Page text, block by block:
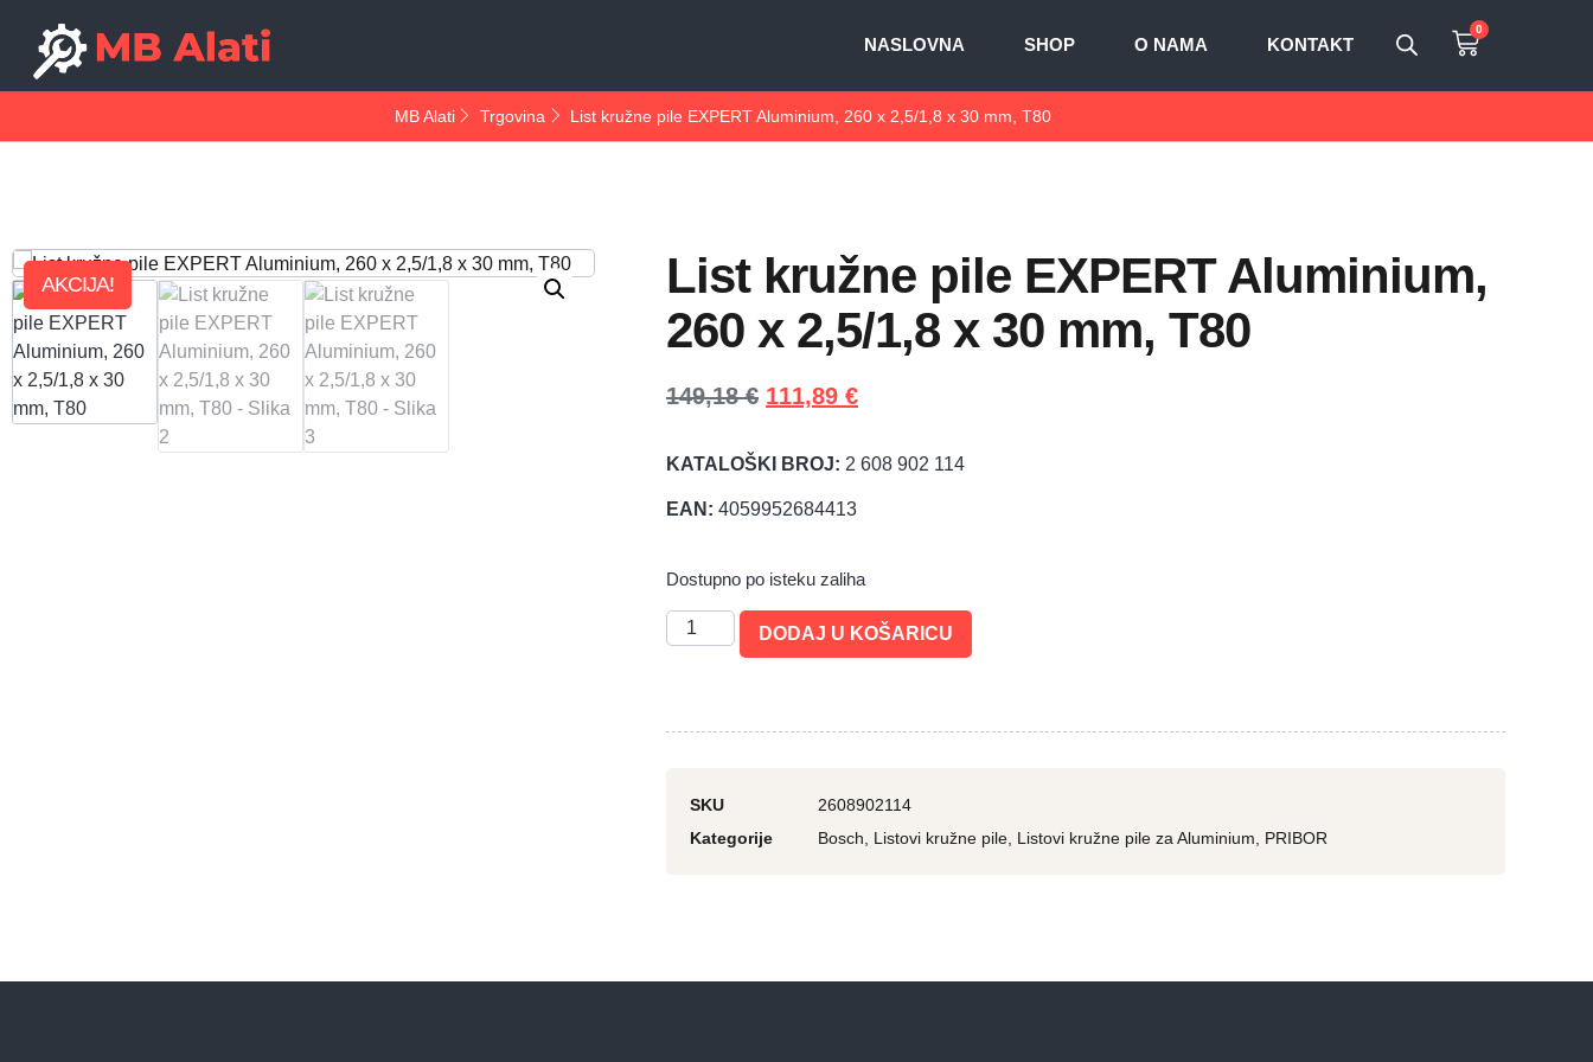
NASLOVNA SHOP O NAMA KONTAKT
0
MB Alati Trgovina List kružne pile EXPERT Aluminium, 260 x 2,5/1,8 x 30 mm, T80
AKCIJA!
List kružne pile EXPERT Aluminium,
260 x 2,5/1,8 x 30 mm, T80
149,18€ 111,89 €
KATALOŠKI BROJ: 2 608 902 114
EAN: 4059952684413
Dostupno po isteku zaliha
DODAJ U KOŠARICU
SKU
2608902114
Kategorije
Bosch Listovi kružne pile Listovi kružne pile za Aluminium PRIBOR